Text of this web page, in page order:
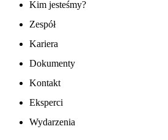
Kim jesteśmy?
Zespół
Kariera
Dokumenty
Kontakt
Eksperci
Wydarzenia